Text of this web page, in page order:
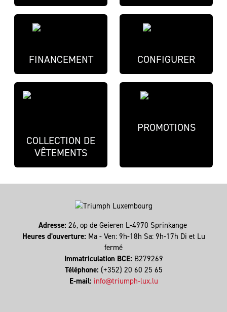
FINANCEMENT CONFIGURER
COLLECTION DE
VÊTEMENTS
PROMOTIONS
Adresse: 26, op de Geieren L-4970 Sprinkange
Heures d'ouverture: Ma - Ven: 9h-18h Sa: 9h-17h Di et Lu
fermé
Immatriculation BCE: B279269
Téléphone: (+352) 20 60 25 65
E-mail: info@triumph-lux.lu